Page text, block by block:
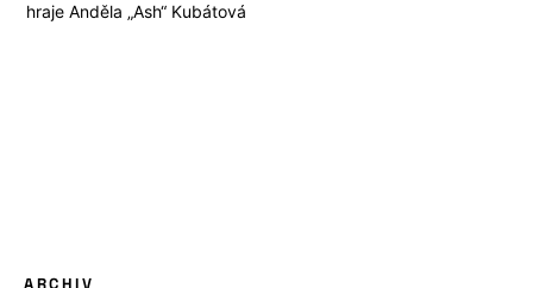
hraje Anděla „Ash“ Kubátová
ARCHIV